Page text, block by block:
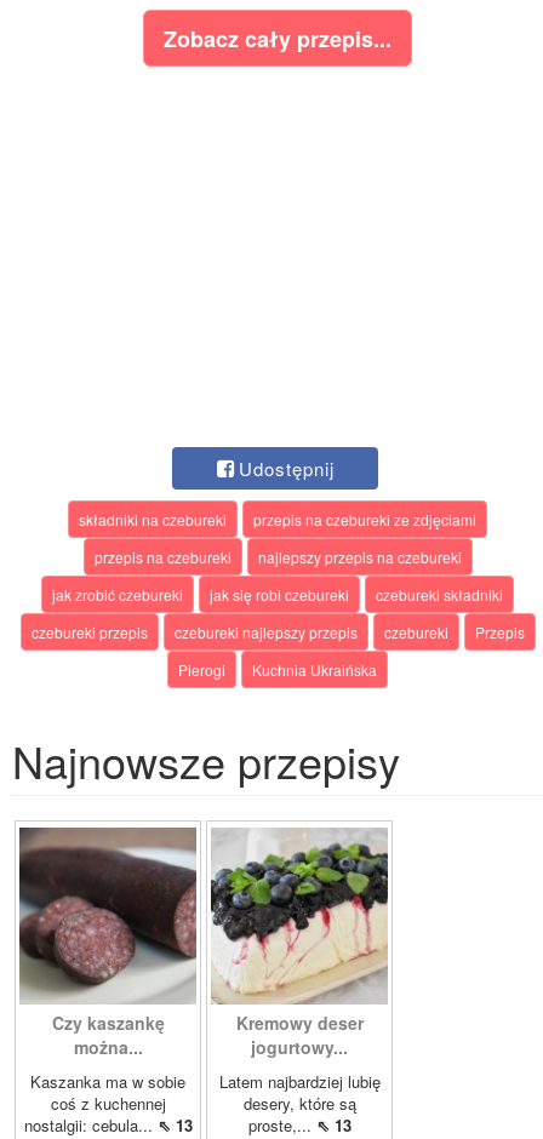
Zobacz cały przepis...
Udostępnij
składniki na czebureki
przepis na czebureki ze zdjęciami
przepis na czebureki
najlepszy przepis na czebureki
jak zrobić czebureki
jak się robi czebureki
czebureki składniki
czebureki przepis
czebureki najlepszy przepis czebureki
Przepis
Pierogi
Kuchnia Ukraińska
Najnowsze przepisy
Czy kaszankę
można...
Kaszanka ma w sobie
coś z kuchennej
nostalgii: cebula... ⇖ 13
Kremowy deser
jogurtowy...
Latem najbardziej lubię
desery, które są
proste,... ⇖ 13